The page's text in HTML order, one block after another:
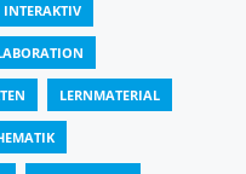
INTERAKTIV
LERNMATERIAL